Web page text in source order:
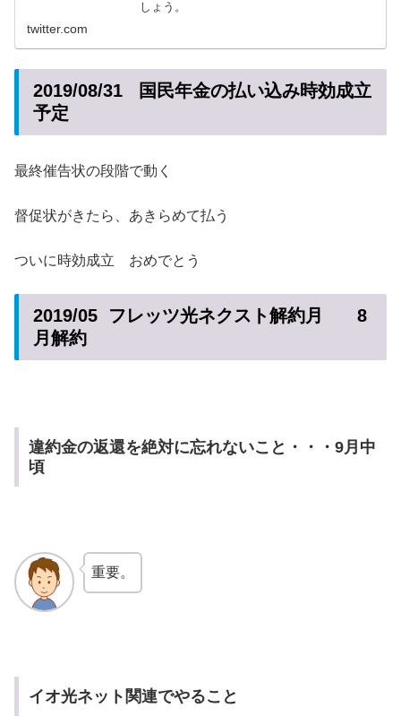
しょう。
twitter.com
2019/08/31 国民年金の払い込み時効成立
予定
最終催告状の段階で動く
督促状がきたら、あきらめて払う
ついに時効成立 おめでとう
2019/05 フレッツ光ネクスト解約月 8
月解約
違約金の返還を絶対に忘れないこと・・・9月中
頃
重要。
イオ光ネット関連でやること